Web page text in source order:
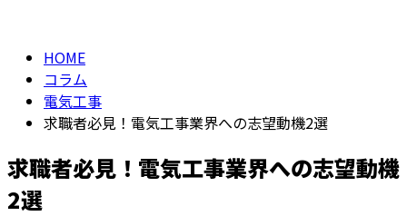
HOME
コラム
電気工事
求職者必見！電気工事業界への志望動機2選
求職者必見！電気工事業界への志望動機
2選